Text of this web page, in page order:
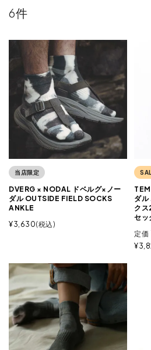
6
当店限定
DVERG × NODAL ドベルグ×ノー
ダル OUTSIDE FIELD SOCKS
ANKLE
¥3,630 税込
ダル
ク
セッ
定価
¥